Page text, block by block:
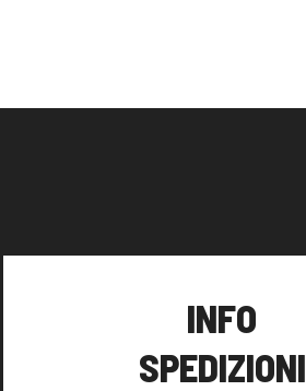
INFO
SPEDIZIONI